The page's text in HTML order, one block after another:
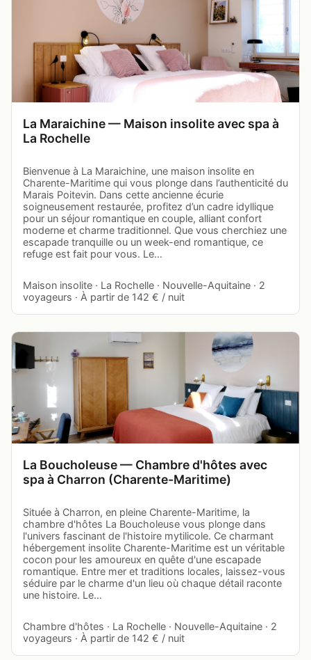
La Maraichine — Maison insolite avec spa à
La Rochelle
Bienvenue à La Maraichine, une maison insolite en
Charente-Maritime qui vous plonge dans l’authenticité du
Marais Poitevin. Dans cette ancienne écurie
soigneusement restaurée, profitez d’un cadre idyllique
pour un séjour romantique en couple, alliant confort
moderne et charme traditionnel. Que vous cherchiez une
escapade tranquille ou un week-end romantique, ce
refuge est fait pour vous. Le…
Maison insolite · La Rochelle · Nouvelle-Aquitaine · 2
voyageurs · À partir de 142 € / nuit
La Boucholeuse — Chambre d'hôtes avec
spa à Charron (Charente-Maritime)
Située à Charron, en pleine Charente-Maritime, la
chambre d'hôtes La Boucholeuse vous plonge dans
l'univers fascinant de l'histoire mytilicole. Ce charmant
hébergement insolite Charente-Maritime est un véritable
cocon pour les amoureux en quête d'une escapade
romantique. Entre mer et traditions locales, laissez-vous
séduire par le charme d'un lieu où chaque détail raconte
une histoire. Le…
Chambre d'hôtes · La Rochelle · Nouvelle-Aquitaine · 2
voyageurs · À partir de 142 € / nuit